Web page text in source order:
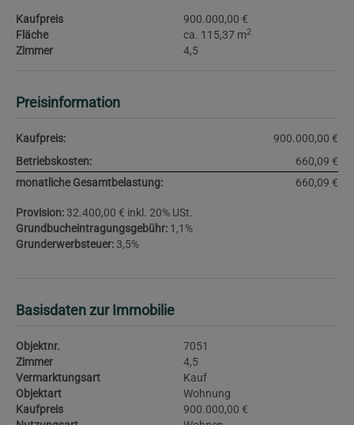
Kaufpreis
900.000,00 €
Fläche
ca. 115,37 m2
Zimmer 4,5
Preisinformation
Kaufpreis:
900.000,00 €
Betriebskosten:
660,09 €
monatliche Gesamtbelastung:
660,09 €
Provision: 32.400,00 € inkl. 20% USt.
Grundbucheintragungsgebühr: 1,1%
Grunderwerbsteuer: 3,5%
Basisdaten zur Immobilie
Objektnr.
7051
Zimmer
4,5
Vermarktungsart
Kauf
Objektart
Wohnung
Kaufpreis
900.000,00 €